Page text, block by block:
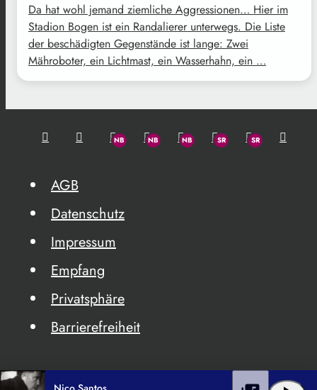
Da hat wohl jemand ziemliche Aggressionen… Hier im
Stadion Bogen ist ein Randalierer unterwegs. Die Liste
der beschädigten Gegenstände ist lange: Zwei
Mähroboter, ein Lichtmast, ein Wasserhahn, ein …
AGB
Datenschutz
Impressum
Empfang
Privatsphäre
Barrierefreiheit